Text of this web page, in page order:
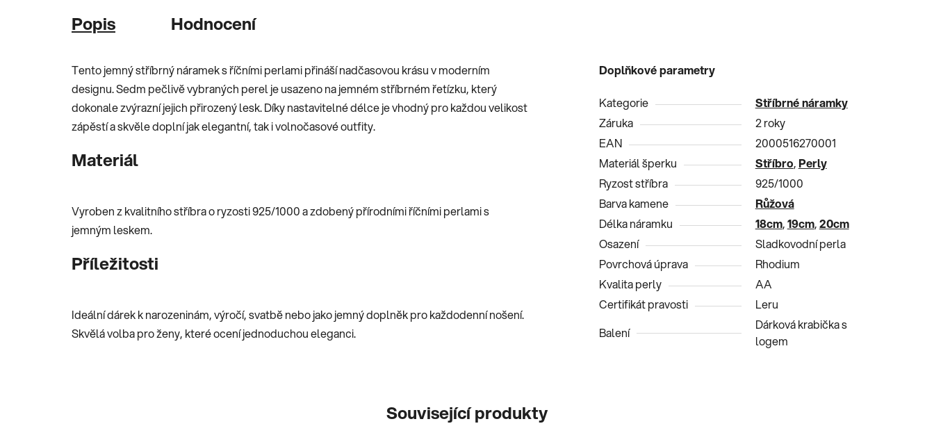
Popis Hodnocení
Tento jemný stříbrný náramek s říčními perlami přináší nadčasovou krásu v moderním
designu. Sedm pečlivě vybraných perel je usazeno na jemném stříbrném řetízku, který
dokonale zvýrazní jejich přirozený lesk. Díky nastavitelné délce je vhodný pro každou velikost
zápěstí a skvěle doplní jak elegantní, tak i volnočasové outfity.
Materiál
Vyroben z kvalitního stříbra o ryzosti 925/1000 a zdobený přírodními říčními perlami s
jemným leskem.
Příležitosti
Ideální dárek k narozeninám, výročí, svatbě nebo jako jemný doplněk pro každodenní nošení.
Skvělá volba pro ženy, které ocení jednoduchou eleganci.
Doplňkové parametry
Kategorie
Stříbrné náramky
Záruka
2 roky
EAN
2000516270001
Materiál šperku
Stříbro, Perly
Ryzost stříbra
925/1000
Barva kamene
Růžová
Délka náramku
18cm,19cm,20cm
Osazení
Sladkovodní perla
Povrchová úprava
Rhodium
Kvalita perly
AA
Certifikát pravosti
Leru
Balení
Dárková krabička s
logem
Související produkty